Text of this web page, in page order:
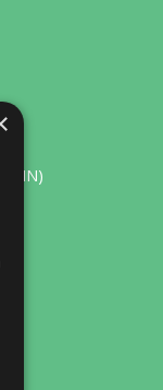
(MN)